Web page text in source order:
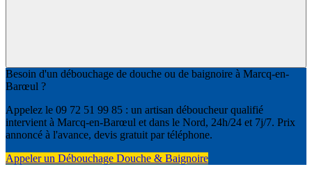
Besoin d'un débouchage de douche ou de baignoire à Marcq-en-
Barœul ?
Appelez le 09 72 51 99 85 : un artisan déboucheur qualifié
intervient à Marcq-en-Barœul et dans le Nord, 24h/24 et 7j/7. Prix
annoncé à l'avance, devis gratuit par téléphone.
Appeler un Débouchage Douche & Baignoire